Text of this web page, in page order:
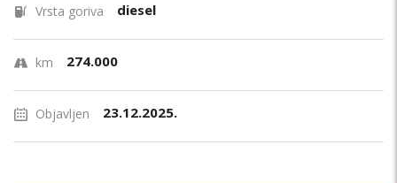
Vrsta goriva diesel
km 274.000
Objavljen 23.12.2025.